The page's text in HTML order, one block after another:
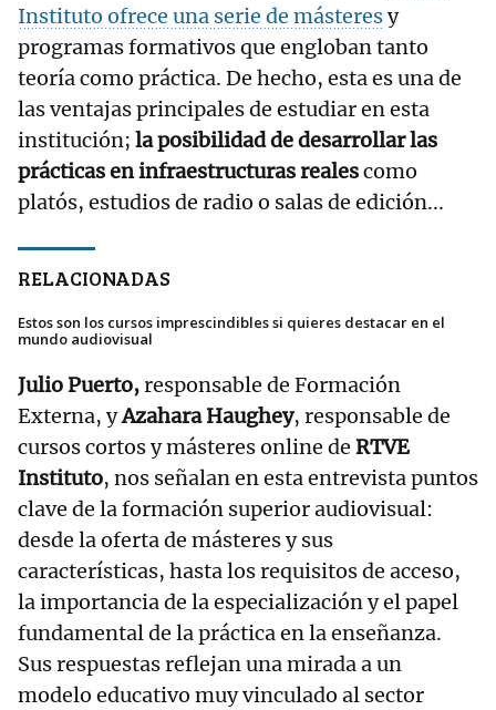
Instituto ofrece una serie de másteresy
programas formativos que engloban tanto
teoría como práctica. De hecho, esta es una de
las ventajas principales de estudiar en esta
institución; la posibilidad de desarrollar las
prácticas en infraestructuras realescomo
platós, estudios de radio o salas de edición...
RELACIONADAS
Estos son los cursos imprescindibles si quieres destacar en el
mundo audiovisual
Julio Puerto,responsable de Formación
Externa, yAzahara Haughey, responsable de
cursos cortos y másteres online de RTVE
Instituto, nos señalan en esta entrevista puntos
clave de la formación superior audiovisual:
desde la oferta de másteres y sus
características, hasta los requisitos de acceso,
la importancia de la especialización y el papel
fundamental de la práctica en la enseñanza.
Sus respuestas reflejan una mirada a un
modelo educativo muy vinculado al sector